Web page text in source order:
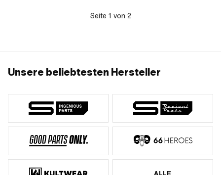
Seite 1 von 2
Unsere beliebtesten Hersteller
ALLE